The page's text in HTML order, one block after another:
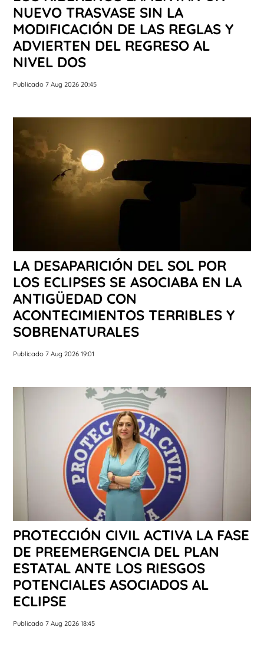
NUEVO TRASVASE SIN LA
MODIFICACIÓN DE LAS REGLAS Y
ADVIERTEN DEL REGRESO AL
NIVEL DOS
Publicado 7 Aug 2026 20:45
LA DESAPARICIÓN DEL SOL POR
LOS ECLIPSES SE ASOCIABA EN LA
ANTIGÜEDAD CON
ACONTECIMIENTOS TERRIBLES Y
SOBRENATURALES
Publicado 7 Aug 2026 19:01
PROTECCIÓN CIVIL ACTIVA LA FASE
DE PREEMERGENCIA DEL PLAN
ESTATAL ANTE LOS RIESGOS
POTENCIALES ASOCIADOS AL
ECLIPSE
Publicado 7 Aug 2026 18:45